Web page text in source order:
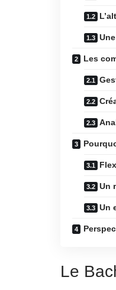
Les
Un
Un
Le